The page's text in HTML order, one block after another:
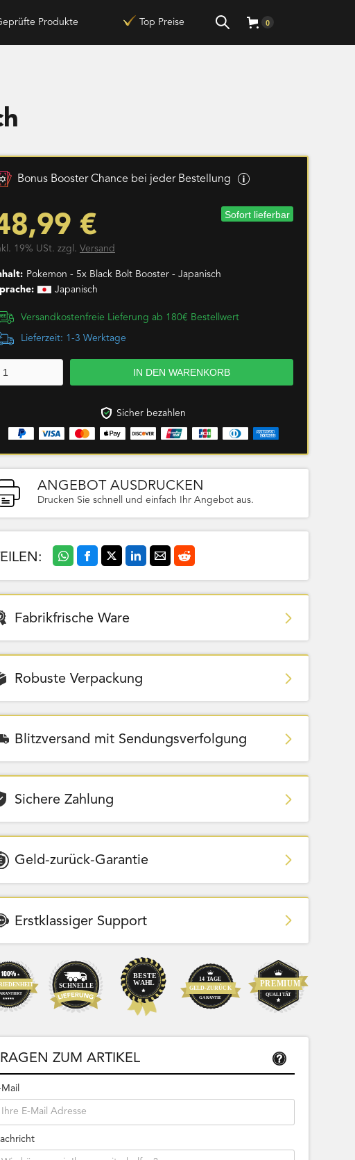
Produkte Top Preise 0
Bonus Booster Chance bei jeder Bestellung
€ Sofort lieferbar
19% USt. zzgl. Versand
Pokemon - 5x Black Bolt Booster - Japanisch
Japanisch
Versandkostenfreie Lieferung ab 180€ Bestellwert
Lieferzeit: 1-3 Werktage
Sicher bezahlen
ANGEBOT AUSDRUCKEN
Drucken Sie schnell und einfach Ihr Angebot aus.
Team Bags
Bestseller
Sofort lieferbar
39,99
33,61 € Netto
Fabrikfrische Ware
Robuste Verpackung
Blitzversand mit Sendungsverfolgung
Sichere Zahlung
Geld-zurück-Garantie
Erstklassiger Support
ZUM ARTIKEL
Mail